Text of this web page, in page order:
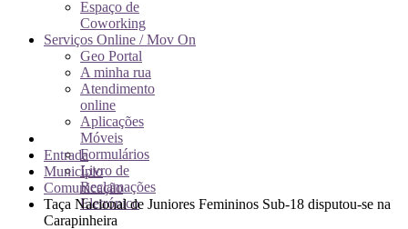
Espaço de
Coworking
Serviços Online / Mov On
Geo Portal
A minha rua
Atendimento
online
Aplicações
Móveis
Formulários
Livro de
Reclamações
Eletrónico
Entrada
Município
Comunicação
Taça Nacional de Juniores Femininos Sub-18 disputou-se na
Carapinheira